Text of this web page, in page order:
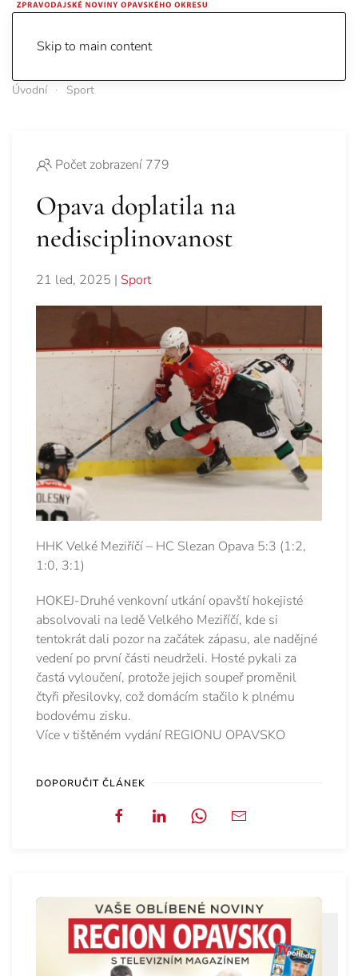
Skip to main content
Úvodní Sport
Počet zobrazení 779
Opava doplatila na
nedisciplinovanost
21 led, 2025 | Sport
HHK Velké Meziříčí – HC Slezan Opava 5:3 (1:2,
1:0, 3:1)
HOKEJ-Druhé venkovní utkání opavští hokejisté
absolvovali na ledě Velkého Meziříčí, kde si
tentokrát dali pozor na začátek zápasu, ale nadějné
vedení po první části neudrželi. Hosté pykali za
častá vyloučení, protože jejich soupeř proměnil
čtyři přesilovky, což domácím stačilo k plnému
bodovému zisku.
Více v tištěném vydání REGIONU OPAVSKO
DOPORUČIT ČLÁNEK